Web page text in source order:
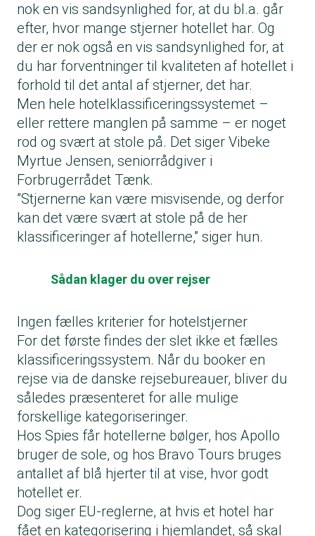
nok en vis sandsynlighed for, at du bl.a. går
efter, hvor mange stjerner hotellet har. Og
der er nok også en vis sandsynlighed for, at
du har forventninger til kvaliteten af hotellet i
forhold til det antal af stjerner, det har.
Men hele hotelklassificeringssystemet –
eller rettere manglen på samme – er noget
rod og svært at stole på. Det siger Vibeke
Myrtue Jensen, seniorrådgiver i
Forbrugerrådet Tænk.
”Stjernerne kan være misvisende, og derfor
kan det være svært at stole på de her
klassificeringer af hotellerne,” siger hun.
Sådan klager du over rejser
Ingen fælles kriterier for hotelstjerner
For det første findes der slet ikke et fælles
klassificeringssystem. Når du booker en
rejse via de danske rejsebureauer, bliver du
således præsenteret for alle mulige
forskellige kategoriseringer.
Hos Spies får hotellerne bølger, hos Apollo
bruger de sole, og hos Bravo Tours bruges
antallet af blå hjerter til at vise, hvor godt
hotellet er.
Dog siger EU-reglerne, at hvis et hotel har
fået en kategorisering i hjemlandet, så skal